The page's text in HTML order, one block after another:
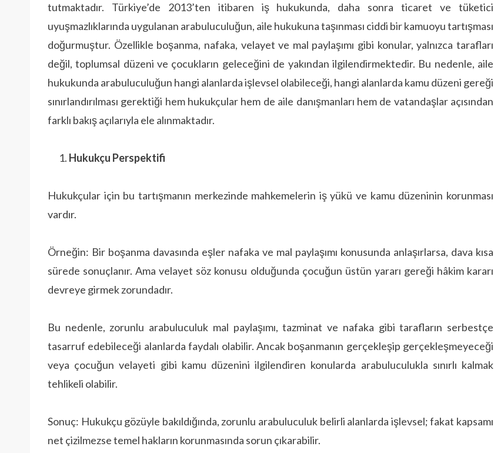
tutmaktadır. Türkiye’de 2013’ten itibaren iş hukukunda, daha sonra ticaret ve tüketici
uyuşmazlıklarında uygulanan arabuluculuğun, aile hukukuna taşınması ciddi bir kamuoyu tartışması
doğurmuştur. Özellikle boşanma, nafaka, velayet ve mal paylaşımı gibi konular, yalnızca tarafları
değil, toplumsal düzeni ve çocukların geleceğini de yakından ilgilendirmektedir. Bu nedenle, aile
hukukunda arabuluculuğun hangi alanlarda işlevsel olabileceği, hangi alanlarda kamu düzeni gereği
sınırlandırılması gerektiği hem hukukçular hem de aile danışmanları hem de vatandaşlar açısından
farklı bakış açılarıyla ele alınmaktadır.
Hukukçu Perspektifi
Hukukçular için bu tartışmanın merkezinde mahkemelerin iş yükü ve kamu düzeninin korunması
vardır.
Örneğin: Bir boşanma davasında eşler nafaka ve mal paylaşımı konusunda anlaşırlarsa, dava kısa
sürede sonuçlanır. Ama velayet söz konusu olduğunda çocuğun üstün yararı gereği hâkim kararı
devreye girmek zorundadır.
Bu nedenle, zorunlu arabuluculuk mal paylaşımı, tazminat ve nafaka gibi tarafların serbestçe
tasarruf edebileceği alanlarda faydalı olabilir. Ancak boşanmanın gerçekleşip gerçekleşmeyeceği
veya çocuğun velayeti gibi kamu düzenini ilgilendiren konularda arabuluculukla sınırlı kalmak
tehlikeli olabilir.
Sonuç: Hukukçu gözüyle bakıldığında, zorunlu arabuluculuk belirli alanlarda işlevsel; fakat kapsamı
net çizilmezse temel hakların korunmasında sorun çıkarabilir.